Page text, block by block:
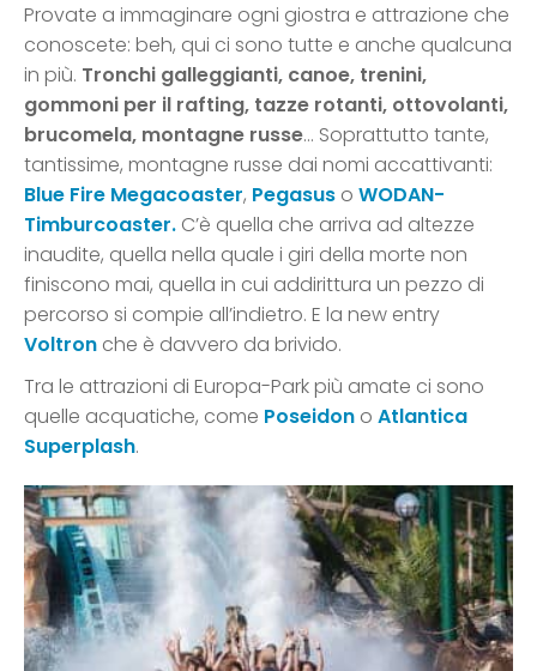
Provate a immaginare ogni giostra e attrazione che
conoscete: beh, qui ci sono tutte e anche qualcuna
in più. Tronchi galleggianti, canoe, trenini,
gommoni per il rafting, tazze rotanti, ottovolanti,
brucomela, montagne russe… Soprattutto tante,
tantissime, montagne russe dai nomi accattivanti:
Blue Fire Megacoaster, Pegasus o WODAN-
Timburcoaster. C’è quella che arriva ad altezze
inaudite, quella nella quale i giri della morte non
finiscono mai, quella in cui addirittura un pezzo di
percorso si compie all’indietro. E la new entry
Voltron che è davvero da brivido.
Tra le attrazioni di Europa-Park più amate ci sono
quelle acquatiche, come Poseidon o Atlantica
Superplash.